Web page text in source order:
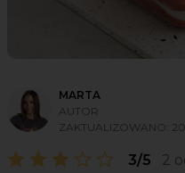
MARTA
AUTOR
ZAKTUALIZOWANO:
3/5 2